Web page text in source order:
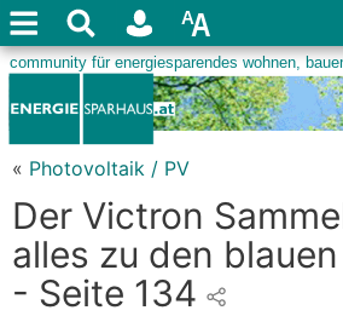
« Photovoltaik / PV
Der Victron
alles zu den
- Seite 134